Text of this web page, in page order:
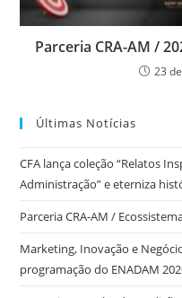
Parceria CRA-AM /
23
Últimas Notícias
CFA lança coleção “Relatos
Administração” e eterniza
Parceria CRA-AM /
Marketing, Inovação e
programação do ENADAM